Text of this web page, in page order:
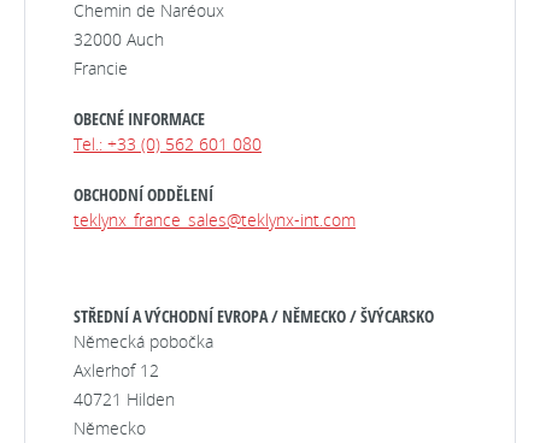
Chemin de Naréoux
32000 Auch
Francie
OBECNÉ INFORMACE
Tel.: +33 (0) 562 601 080
OBCHODNÍ ODDĚLENÍ
teklynx_france_sales@teklynx-int.com
STŘEDNÍ A VÝCHODNÍ EVROPA / NĚMECKO / ŠVÝCARSKO
Německá pobočka
Axlerhof 12
40721 Hilden
Německo